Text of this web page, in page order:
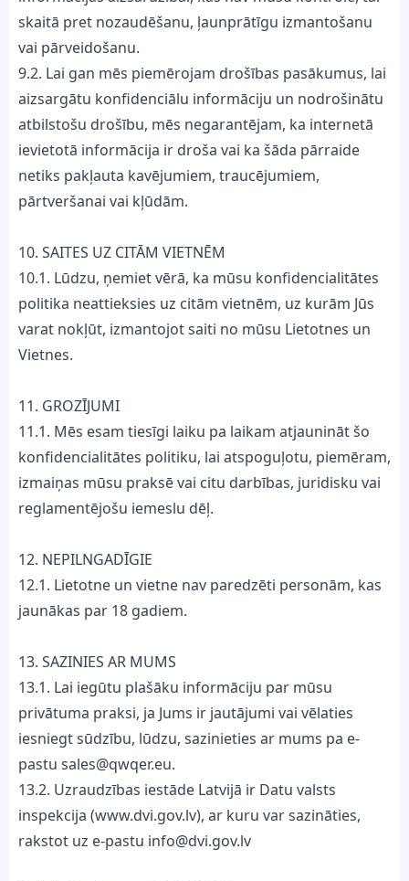
skaitā pret nozaudēšanu, ļaunprātīgu izmantošanu
vai pārveidošanu.
9.2. Lai gan mēs piemērojam drošības pasākumus, lai
aizsargātu konfidenciālu informāciju un nodrošinātu
atbilstošu drošību, mēs negarantējam, ka internetā
ievietotā informācija ir droša vai ka šāda pārraide
netiks pakļauta kavējumiem, traucējumiem,
pārtveršanai vai kļūdām.
10. SAITES UZ CITĀM VIETNĒM
10.1. Lūdzu, ņemiet vērā, ka mūsu konfidencialitātes
politika neattieksies uz citām vietnēm, uz kurām Jūs
varat nokļūt, izmantojot saiti no mūsu Lietotnes un
Vietnes.
11. GROZĪJUMI
11.1. Mēs esam tiesīgi laiku pa laikam atjaunināt šo
konfidencialitātes politiku, lai atspoguļotu, piemēram,
izmaiņas mūsu praksē vai citu darbības, juridisku vai
reglamentējošu iemeslu dēļ.
12. NEPILNGADĪGIE
12.1. Lietotne un vietne nav paredzēti personām, kas
jaunākas par 18 gadiem.
13. SAZINIES AR MUMS
13.1. Lai iegūtu plašāku informāciju par mūsu
privātuma praksi, ja Jums ir jautājumi vai vēlaties
iesniegt sūdzību, lūdzu, sazinieties ar mums pa e-
pastu sales@qwqer.eu.
13.2. Uzraudzības iestāde Latvijā ir Datu valsts
inspekcija (www.dvi.gov.lv), ar kuru var sazināties,
rakstot uz e-pastu info@dvi.gov.lv